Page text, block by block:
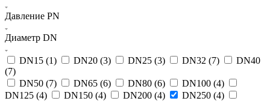
Давление PN
Диаметр DN
DN15 (1) DN20 (3) DN25 (3) DN32 (7)
DN40
(7)
DN50 (7) DN65 (6) DN80 (6) DN100 (4)
DN125 (4) DN150 (4) DN200 (4) DN250 (4)